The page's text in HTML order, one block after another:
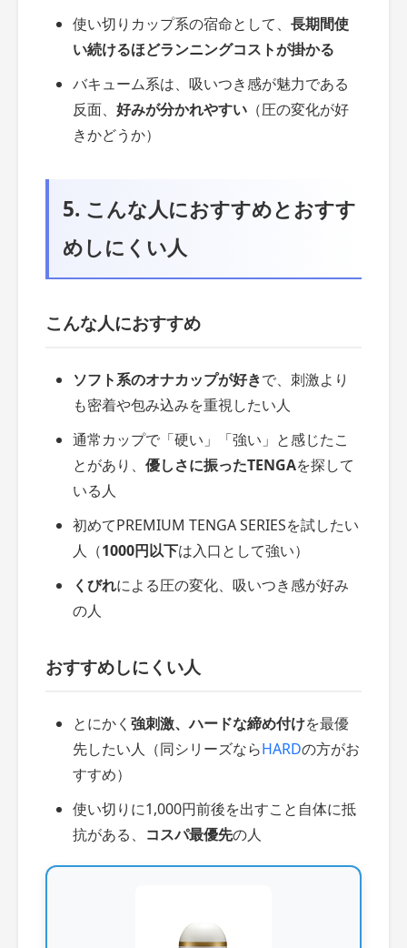
使い切りカップ系の宿命として、 長期間使
い続けるほどランニングコストが掛かる
バキューム系は、吸いつき感が魅力である
反面、 好みが分かれやすい （圧の変化が好
きかどうか）
5. こんな人におすすめとおすす
めしにくい人
こんな人におすすめ
ソフト系のオナカップが好きで、刺激より
も密着や包み込みを重視したい人
通常カップで「硬い」「強い」と感じたこ
とがあり、 優しさに振ったTENGAを探して
いる人
初めてPREMIUM TENGA SERIESを試したい
人（1000円以下は入口として強い）
くびれによる圧の変化、吸いつき感が好み
の人
おすすめしにくい人
とにかく 強刺激、ハードな締め付けを最優
先したい人（同シリーズならHARDの方がお
すすめ）
使い切りに1,000円前後を出すこと自体に抵
抗がある、 コスパ最優先の人